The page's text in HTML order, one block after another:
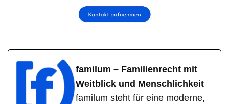
familum – Familienrecht mit
Weitblick und Menschlichkeit
familum steht für eine moderne,